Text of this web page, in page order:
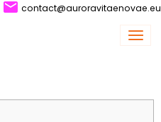
contact@auroravitaenovae.eu